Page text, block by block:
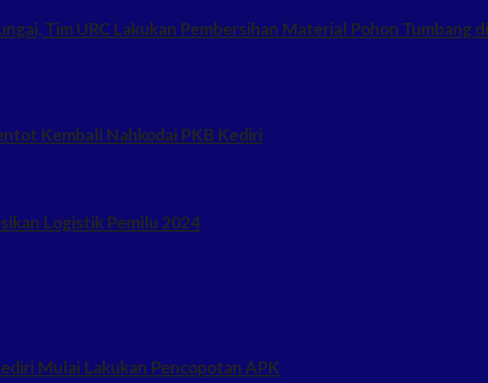
Tim URC Lakukan Pembersihan Material Pohon Tumbang
Kembali Nahkodai PKB Kediri
Logistik Pemilu 2024
Mulai Lakukan Pencopotan APK